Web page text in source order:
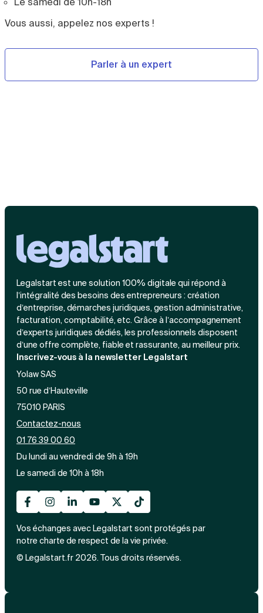
Vous aussi, appelez nos experts !
Parler à un expert
Legalstart est une solution 100% digitale qui répond à
l’intégralité des besoins des entrepreneurs : création
d’entreprise, démarches juridiques, gestion administrative,
facturation, comptabilité, etc. Grâce à l’accompagnement
d’experts juridiques dédiés, les professionnels disposent
d’une offre complète, fiable et rassurante, au meilleur prix.
Inscrivez-vous à la newsletter Legalstart
Yolaw SAS
50 rue d’Hauteville
75010 PARIS
Contactez-nous
01 76 39 00 60
Du lundi au vendredi de 9h à 19h
Le samedi de 10h à 18h
Vos échanges avec Legalstart sont protégés par
notre charte de respect de la vie privée.
© Legalstart.fr 2026. Tous droits réservés.